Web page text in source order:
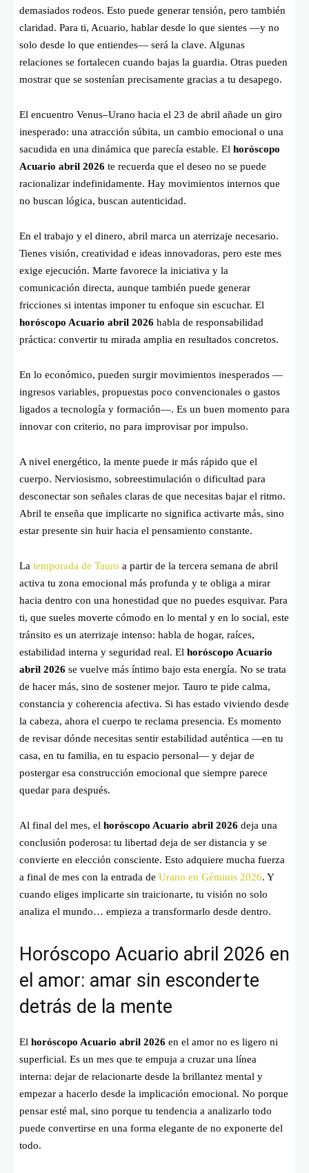
demasiados rodeos. Esto puede generar tensión, pero también
claridad. Para ti, Acuario, hablar desde lo que sientes —y no
solo desde lo que entiendes— será la clave. Algunas
relaciones se fortalecen cuando bajas la guardia. Otras pueden
mostrar que se sostenían precisamente gracias a tu desapego.
El encuentro Venus–Urano hacia el 23 de abril añade un giro
inesperado: una atracción súbita, un cambio emocional o una
sacudida en una dinámica que parecía estable. El horóscopo
Acuario abril 2026 te recuerda que el deseo no se puede
racionalizar indefinidamente. Hay movimientos internos que
no buscan lógica, buscan autenticidad.
En el trabajo y el dinero, abril marca un aterrizaje necesario.
Tienes visión, creatividad e ideas innovadoras, pero este mes
exige ejecución. Marte favorece la iniciativa y la
comunicación directa, aunque también puede generar
fricciones si intentas imponer tu enfoque sin escuchar. El
horóscopo Acuario abril 2026 habla de responsabilidad
práctica: convertir tu mirada amplia en resultados concretos.
En lo económico, pueden surgir movimientos inesperados —
ingresos variables, propuestas poco convencionales o gastos
ligados a tecnología y formación—. Es un buen momento para
innovar con criterio, no para improvisar por impulso.
A nivel energético, la mente puede ir más rápido que el
cuerpo. Nerviosismo, sobreestimulación o dificultad para
desconectar son señales claras de que necesitas bajar el ritmo.
Abril te enseña que implicarte no significa activarte más, sino
estar presente sin huir hacia el pensamiento constante.
La temporada de Tauro a partir de la tercera semana de abril
activa tu zona emocional más profunda y te obliga a mirar
hacia dentro con una honestidad que no puedes esquivar. Para
ti, que sueles moverte cómodo en lo mental y en lo social, este
tránsito es un aterrizaje intenso: habla de hogar, raíces,
estabilidad interna y seguridad real. El horóscopo Acuario
abril 2026 se vuelve más íntimo bajo esta energía. No se trata
de hacer más, sino de sostener mejor. Tauro te pide calma,
constancia y coherencia afectiva. Si has estado viviendo desde
la cabeza, ahora el cuerpo te reclama presencia. Es momento
de revisar dónde necesitas sentir estabilidad auténtica —en tu
casa, en tu familia, en tu espacio personal— y dejar de
postergar esa construcción emocional que siempre parece
quedar para después.
Al final del mes, el horóscopo Acuario abril 2026 deja una
conclusión poderosa: tu libertad deja de ser distancia y se
convierte en elección consciente. Esto adquiere mucha fuerza
a final de mes con la entrada de Urano en Géminis 2026. Y
cuando eliges implicarte sin traicionarte, tu visión no solo
analiza el mundo… empieza a transformarlo desde dentro.
Horóscopo Acuario abril 2026 en
el amor: amar sin esconderte
detrás de la mente
El horóscopo Acuario abril 2026 en el amor no es ligero ni
superficial. Es un mes que te empuja a cruzar una línea
interna: dejar de relacionarte desde la brillantez mental y
empezar a hacerlo desde la implicación emocional. No porque
pensar esté mal, sino porque tu tendencia a analizarlo todo
puede convertirse en una forma elegante de no exponerte del
todo.